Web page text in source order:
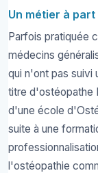
Un métier à
Parfois pratiquée
médecins
qui n'ont pas suivi
titre d'ostéopathe
d'une école
suite à une
l'ostéopathie